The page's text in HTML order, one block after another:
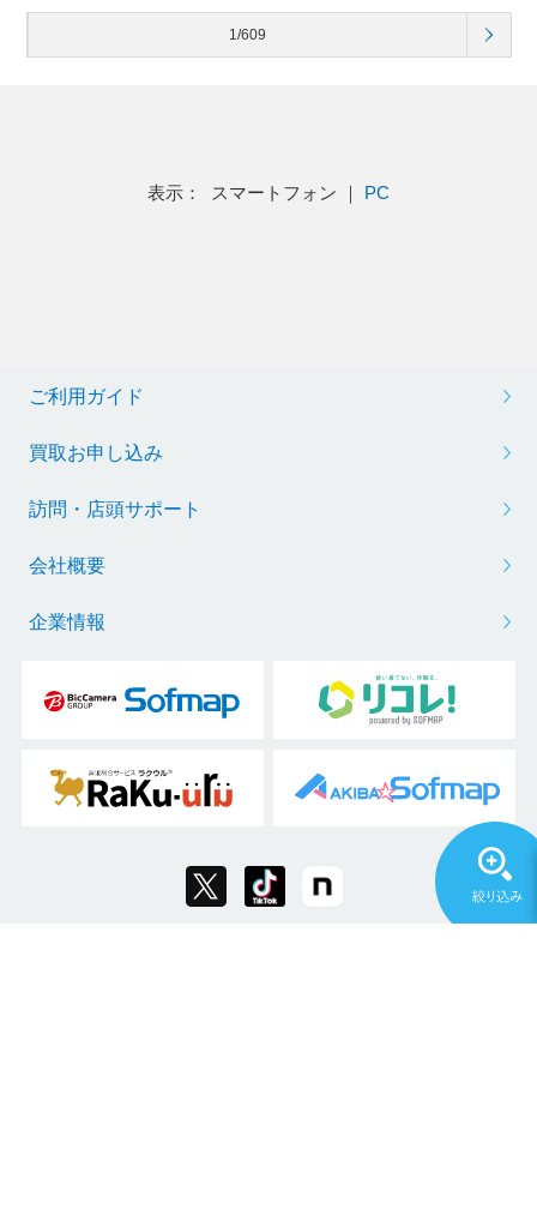
1/609
表示： スマートフォン ｜ PC
ご利用ガイド
買取お申し込み
訪問・店頭サポート
会社概要
企業情報